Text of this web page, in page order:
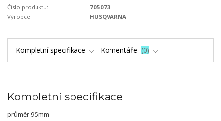
Číslo produktu:
705073
Výrobce:
HUSQVARNA
Kompletní specifikace Komentáře 0
Kompletní specifikace
průměr 95mm